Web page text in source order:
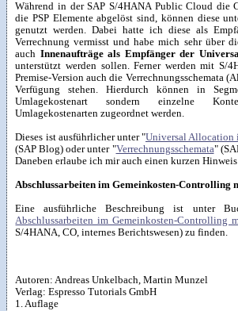
Während in der SAP S/4HANA Public Cloud die
die PSP Elemente abgelöst sind, können diese
genutzt werden. Dabei hatte ich diese als
Verrechnung vermisst und habe mich sehr über
auch Innenaufträge als Empfänger der
unterstützt werden sollen. Ferner werden mit S/
Premise-Version auch die Verrechnungsschemata
Verfügung stehen. Hierdurch können in
Umlagekostenart sondern einzelne
Umlagekostenarten zugeordnet werden.
Dieses ist ausführlicher unter "Universal Allocation
(SAP Blog) oder unter "Verrechnungsschemata"
Daneben erlaube ich mir auch einen kurzen
Abschlussarbeiten im Gemeinkosten-Controlling
Eine ausführliche Beschreibung ist unter
Abschlussarbeiten im Gemeinkosten-Controlling
S/4HANA, CO, internes Berichtswesen) zu finden.
Autoren:Andreas Unkelbach,Martin Munzel
Verlag:Espresso Tutorials GmbH
1. Auflage